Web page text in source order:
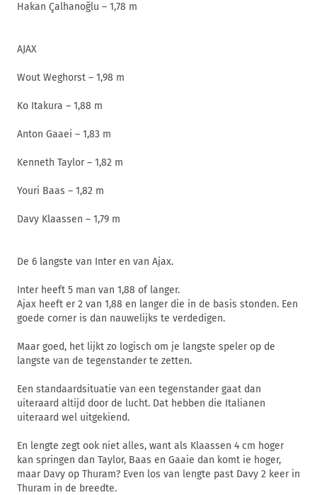
Hakan Çalhanoğlu – 1,78 m
AJAX
Wout Weghorst – 1,98 m
Ko Itakura – 1,88 m
Anton Gaaei – 1,83 m
Kenneth Taylor – 1,82 m
Youri Baas – 1,82 m
Davy Klaassen – 1,79 m
De 6 langste van Inter en van Ajax.
Inter heeft 5 man van 1,88 of langer.
Ajax heeft er 2 van 1,88 en langer die in de basis stonden. Een
goede corner is dan nauwelijks te verdedigen.
Maar goed, het lijkt zo logisch om je langste speler op de
langste van de tegenstander te zetten.
Een standaardsituatie van een tegenstander gaat dan
uiteraard altijd door de lucht. Dat hebben die Italianen
uiteraard wel uitgekiend.
En lengte zegt ook niet alles, want als Klaassen 4 cm hoger
kan springen dan Taylor, Baas en Gaaie dan komt ie hoger,
maar Davy op Thuram? Even los van lengte past Davy 2 keer in
Thuram in de breedte.